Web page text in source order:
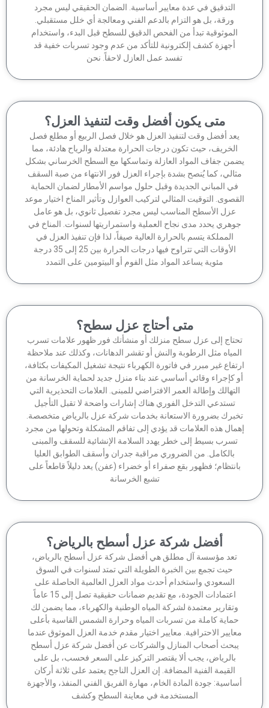
التدقيق في عدة معايير أساسية. الضمان الحقيقي ليس مجرد
ورقة، بل هو التزام بالدعم الفني ومعالجة أي خلل مستقبلي.
الموثوقية تبدأ من الفحص الدقيق للسطح قبل البدء، واستخدام
أجهزة كشف إلكترونية للتأكد من عدم وجود تسربات خفية قد
تفسد عمل العازل لاحقاً. نحن
متى يكون أفضل وقت لتنفيذ العزل؟
أفضل وقت لتنفيذ العزل هو خلال فصل الربيع أو مطلع فصل
الخريف، حيث تكون درجات الحرارة معتدلة والرياح هادئة، مما
جفاف المواد العازلة وتماسكها مع السطح الخرساني بشكل
كما يُنصح بشدة بإجراء العزل فور الانتهاء من صبة السقف
في المباني الجديدة وقبل حلول مواسم الأمطار لضمان الحماية
التوقيت المثالي لتركيب العوازل وتأثير المناخ اختيار موعد
عزل الأسطح المناسب ليس مجرد تفصيل ثانوي، بل هو عامل
يحدد مدى نجاح العملية واستمراريتها لسنوات. المناخ في
المملكة يتسم بالحرارة العالية صيفاً، لذا فإن تنفيذ العزل في
الأوقات التي تتراوح فيها درجات الحرارة بين 25 إلى 35 درجة
مئوية يساعد المواد مثل الفوم أو البيتومين على التمدد
متى أحتاج عزل سطح؟
إلى عزل سطح منزلك أو منشأتك فور ظهور علامات تسرب
مثل الرطوبة والنش أو تقشر الدهانات، وكذلك عند ملاحظة
غير مبرر في فاتورة الكهرباء نتيجة تشغيل المكيفات بكثافة،
كإجراء وقائي أساسي عند بناء منزل جديد لحماية الخرسانة من
وإطالة العمر الافتراضي للمبنى. العلامات التحذيرية التي
تستدعي التدخل الفوري هناك إشارات واضحة لا تقبل التأجيل
بضرورة الاستعانة بخدمات شركة عزل بالرياض متخصصة.
هذه العلامات قد يؤدي إلى تفاقم المشكلة وتحولها من مجرد
تسرب بسيط إلى خطر يهدد السلامة الإنشائية للسقف والمبنى
بالكامل. من الضروري مراقبة جدران وأسقف الطوابق العليا
فظهور بقع صفراء أو خضراء (عفن) يعد دليلاً قاطعاً على
تشبع الخرسانة
أفضل شركة عزل أسطح بالرياض؟
تعد مؤسسة آل مطلق هي أفضل شركة عزل أسطح بالرياض،
حيث تجمع بين الخبرة الطويلة التي تمتد لسنوات في السوق
السعودي واستخدام أحدث مواد العزل العالمية الحاصلة على
اعتمادات الجودة، مع تقديم ضمانات حقيقية تصل إلى 15 عاماً
وتقارير معتمدة لشركة المياه الوطنية والكهرباء، مما يضمن لك
حماية كاملة من تسربات المياه وحرارة الشمس القاسية بأعلى
الاحترافية. معايير اختيار مقدم خدمة العزل الموثوق عندما
يبحث أصحاب المنازل والشركات عن أفضل شركة عزل أسطح
بالرياض، يجب ألا يقتصر التركيز على السعر فحسب، بل على
القيمة الفنية المضافة. إن العزل الناجح يعتمد على ثلاثة أركان
جودة المادة الخام، مهارة الفريق الفني المنفذ، والأجهزة
المستخدمة في معاينة السطح وكشف